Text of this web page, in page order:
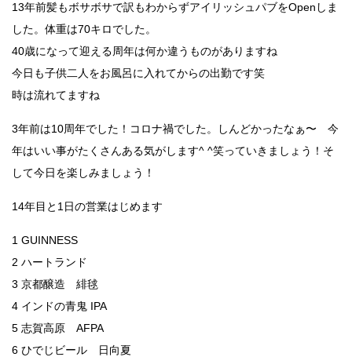
13年前髪もボサボサで訳もわからずアイリッシュパブをOpenしま
した。体重は70キロでした。
40歳になって迎える周年は何か違うものがありますね
今日も子供二人をお風呂に入れてからの出勤です笑
時は流れてますね
3年前は10周年でした！コロナ禍でした。しんどかったなぁ〜 今
年はいい事がたくさんある気がします^ ^笑っていきましょう！そ
して今日を楽しみましょう！
14年目と1日の営業はじめます
1 GUINNESS
2 ハートランド
3 京都醸造 緋毬
4 インドの青鬼 IPA
5 志賀高原 AFPA
6 ひでじビール 日向夏